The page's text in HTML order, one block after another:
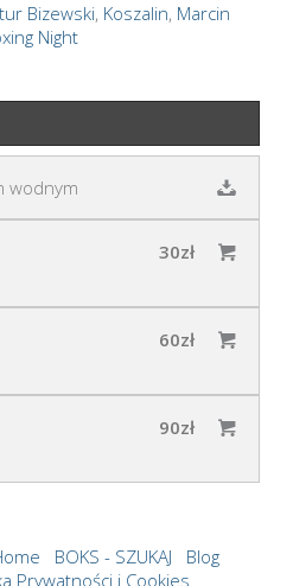
Bizewski, Koszalin, Marcin
Night
wodnym
30zł
60zł
90zł
BOKS - SZUKAJ
Blog
Prywatności i Cookies